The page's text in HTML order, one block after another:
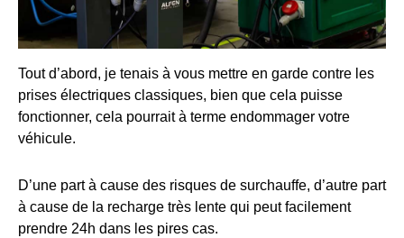
Tout d’abord, je tenais à vous mettre en garde contre les
prises électriques classiques, bien que cela puisse
fonctionner, cela pourrait à terme endommager votre
véhicule.
D’une part à cause des risques de surchauffe, d’autre part
à cause de la recharge très lente qui peut facilement
prendre 24h dans les pires cas.